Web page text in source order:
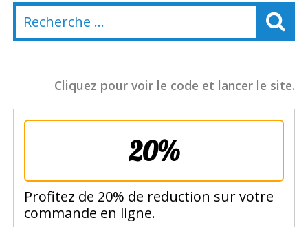
Cliquez pour voir le code et lancer le site.
20%
Profitez de 20% de reduction sur votre
commande en ligne.